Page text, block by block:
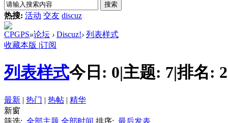
搜索
热搜: 活动 交友 discuz
CPGPS»论坛 › Discuz!› 列表样式
收藏本版 |订阅
列表样式今日: 0|主题: 7|排名: 2
最新 | 热门 | 热帖 | 精华
新窗
筛选: 全部主题 全部时间 排序: 最后发表